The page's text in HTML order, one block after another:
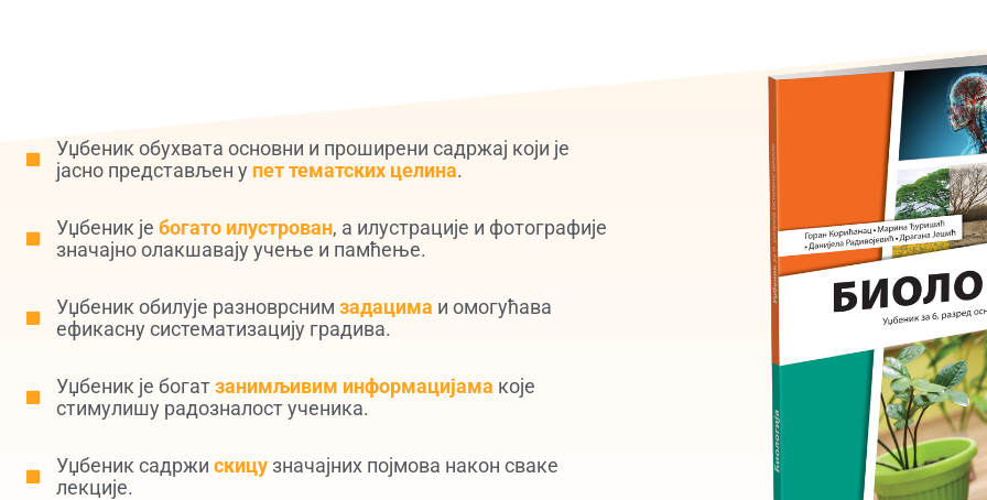
Уџбеник обухвата основни и проширени садржај који је
јасно представљен у пет тематских целина.
Уџбеник је богато илустрован, а илустрације и фотографије
значајно олакшавају учење и памћење.
Уџбеник обилује разноврсним задацима и омогућава
ефикасну систематизацију градива.
Уџбеник је богатзанимљивим информацијама које
стимулишу радозналост ученика.
Уџбеник садржи скицузначајних појмова након сваке
лекције.